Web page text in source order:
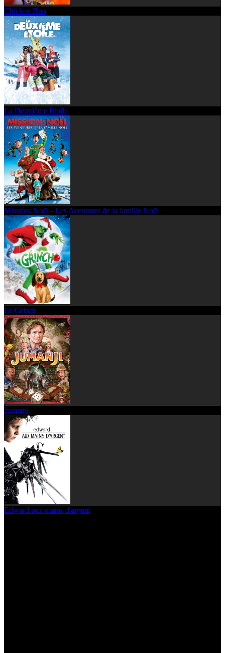
Chicken Run
La Deuxième Étoile
Mission: Noël - Les Aventures de la famille Noël
Le Grinch
Jumanji
Edward aux mains d'argent